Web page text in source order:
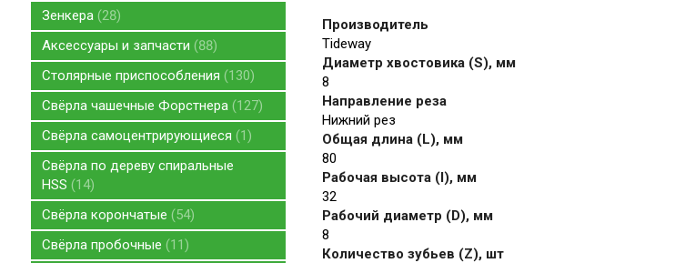
Зенкера 28
Аксессуары и запчасти
88
Столярные приспособления
130
Свёрла чашечные Форстнера 127
Свёрла самоцентрирующиеся
1
Свёрла по дереву спиральные
HSS
14
Свёрла корончатые
54
Свёрла пробочные
11
Производитель
Tideway
Диаметр хвостовика (S), мм
8
Направление реза
Нижний рез
Общая длина (L), мм
80
Рабочая высота (I), мм
32
Рабочий диаметр (D), мм
8
Количество зубьев (Z), шт